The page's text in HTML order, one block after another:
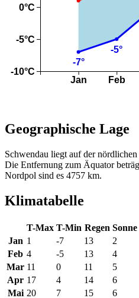
Geographische Lage
Schwendau liegt auf der
Die Entfernung zum Äquator
Nordpol sind es 4757 km.
Klimatabelle
T-Max T-Min Regen Sonne
Jan 1 -7 13
2
Feb 4 -5 13
4
Mar 11 0 11
5
Apr 17 4 14
6
Mai 20 7 15 6